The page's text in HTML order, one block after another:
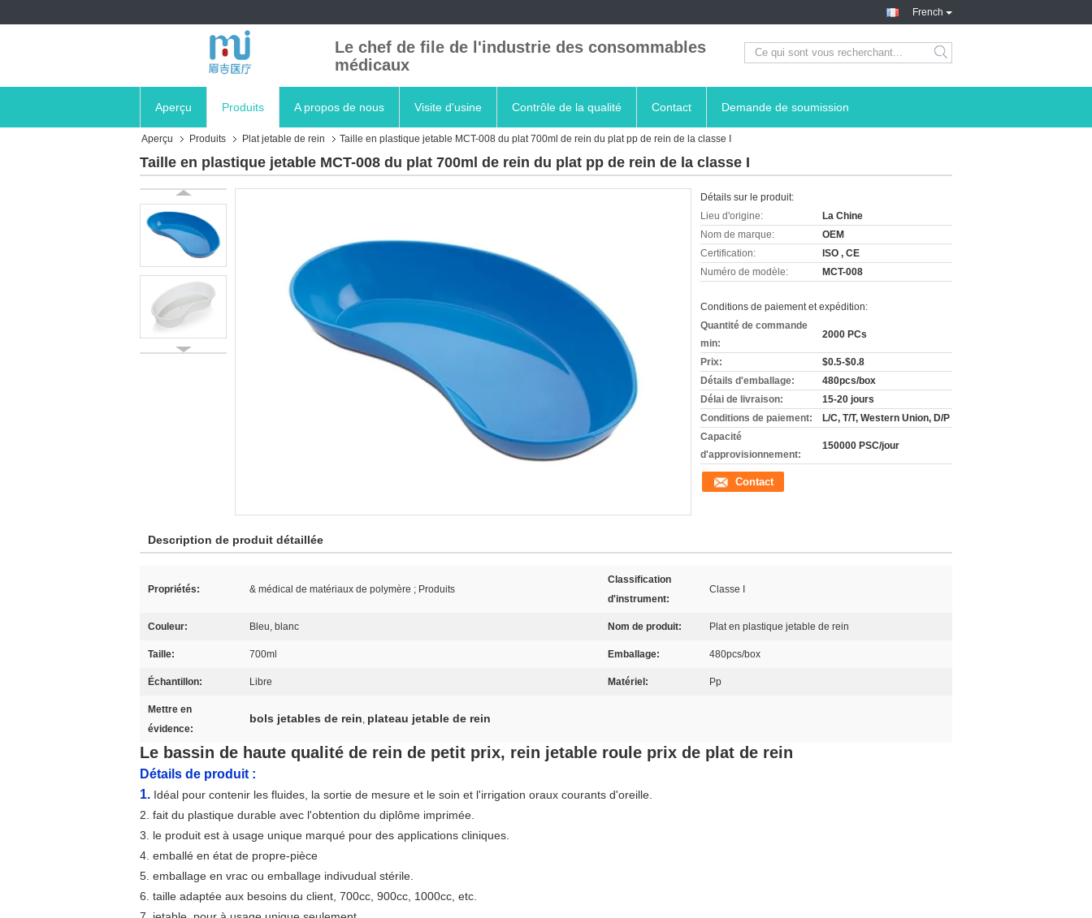
French
Le chef de file de l'industrie des consommables
médicaux
Aperçu Produits A propos de nous Visite d'usine Contrôle de la qualité Contact Demande de soumission
Aperçu Produits Plat jetable de rein Taille en plastique jetable MCT-008 du plat 700ml de rein du plat pp de rein de la classe I
Taille en plastique jetable MCT-008 du plat 700ml de rein du plat pp de rein de la classe I
Détails sur le produit:
Lieu d'origine:
La Chine
Nom de marque:
OEM
Certification:
ISO , CE
Numéro de modèle:
MCT-008
Conditions de paiement et expédition:
Quantité de commande
min:
2000 PCs
Prix:
$0.5-$0.8
Détails d'emballage:
480pcs/box
Délai de livraison:
15-20 jours
Conditions de paiement:
L/C, T/T, Western Union, D/P
Capacité
d'approvisionnement:
150000 PSC/jour
Contact
Description de produit détaillée
Propriétés: & médical de matériaux de polymère ; Produits
Classification
d'instrument:
Classe I
Couleur: Bleu, blanc Nom de produit: Plat en plastique jetable de rein
Taille: 700ml Emballage: 480pcs/box
Échantillon: Libre Matériel: Pp
Mettre en
évidence:
bols jetables de rein, plateau jetable de rein
Le bassin de haute qualité de rein de petit prix, rein jetable roule prix de plat de rein
Détails de produit :
1. Idéal pour contenir les fluides, la sortie de mesure et le soin et l'irrigation oraux courants d'oreille.
2. fait du plastique durable avec l'obtention du diplôme imprimée.
3. le produit est à usage unique marqué pour des applications cliniques.
4. emballé en état de propre-pièce
5. emballage en vrac ou emballage indivudual stérile.
6. taille adaptée aux besoins du client, 700cc, 900cc, 1000cc, etc.